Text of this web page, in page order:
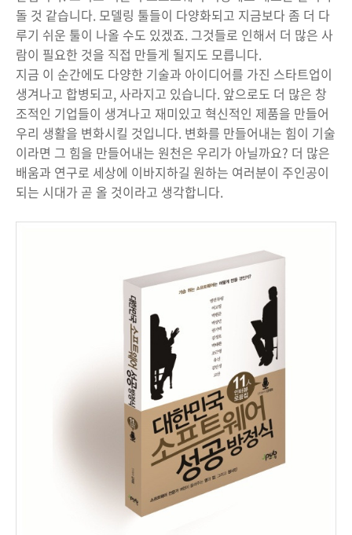
돌 것 같습니다. 모델링 툴들이 다양화되고 지금보다 좀 더 다
루기 쉬운 툴이 나올 수도 있겠죠. 그것들로 인해서 더 많은 사
람이 필요한 것을 직접 만들게 될지도 모릅니다.
지금 이 순간에도 다양한 기술과 아이디어를 가진 스타트업이
생겨나고 합병되고, 사라지고 있습니다. 앞으로도 더 많은 창
조적인 기업들이 생겨나고 재미있고 혁신적인 제품을 만들어
우리 생활을 변화시킬 것입니다. 변화를 만들어내는 힘이 기술
이라면 그 힘을 만들어내는 원천은 우리가 아닐까요? 더 많은
배움과 연구로 세상에 이바지하길 원하는 여러분이 주인공이
되는 시대가 곧 올 것이라고 생각합니다.